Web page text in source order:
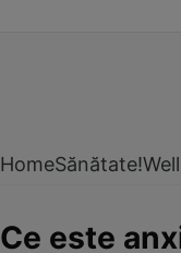
HomeSănătate!
Ce este